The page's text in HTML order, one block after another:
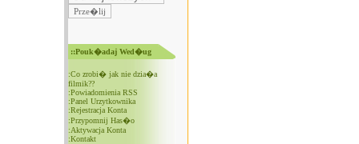
::Pouk�adaj Wed�ug
:Co zrobi� jak nie dzia�a
filmik??
:Powiadomienia RSS
:Panel Urzytkownika
:Rejestracja Konta
:Przypomnij Has�o
:Aktywacja Konta
:Kontakt